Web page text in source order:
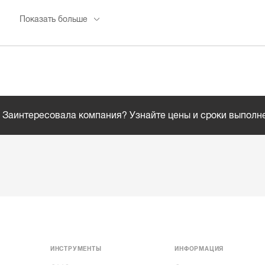
Показать больше
Заинтересовала компания? Узнайте цены и сроки
ИНСТРУМЕНТЫ ИНФОРМАЦИЯ